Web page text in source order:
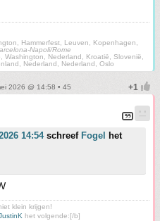
Hammerfest, Leuven, Kopenhagen,
Napoli/Rome
Washington, Nederland, Kroatië, Slovenië,
Nederland, Nederland, Oslo
2026 @ 14:58 • 45
14:54schreef Fogel
het
klein krijgen!
het volgende:[/b]